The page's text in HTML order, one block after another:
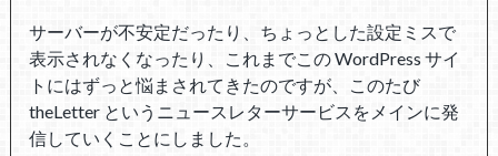
サーバーが不安定だったり、ちょっとした設定ミスで
表示されなくなったり、これまでこの WordPress サイ
トにはずっと悩まされてきたのですが、このたび
theLetter というニュースレターサービスをメインに発
信していくことにしました。